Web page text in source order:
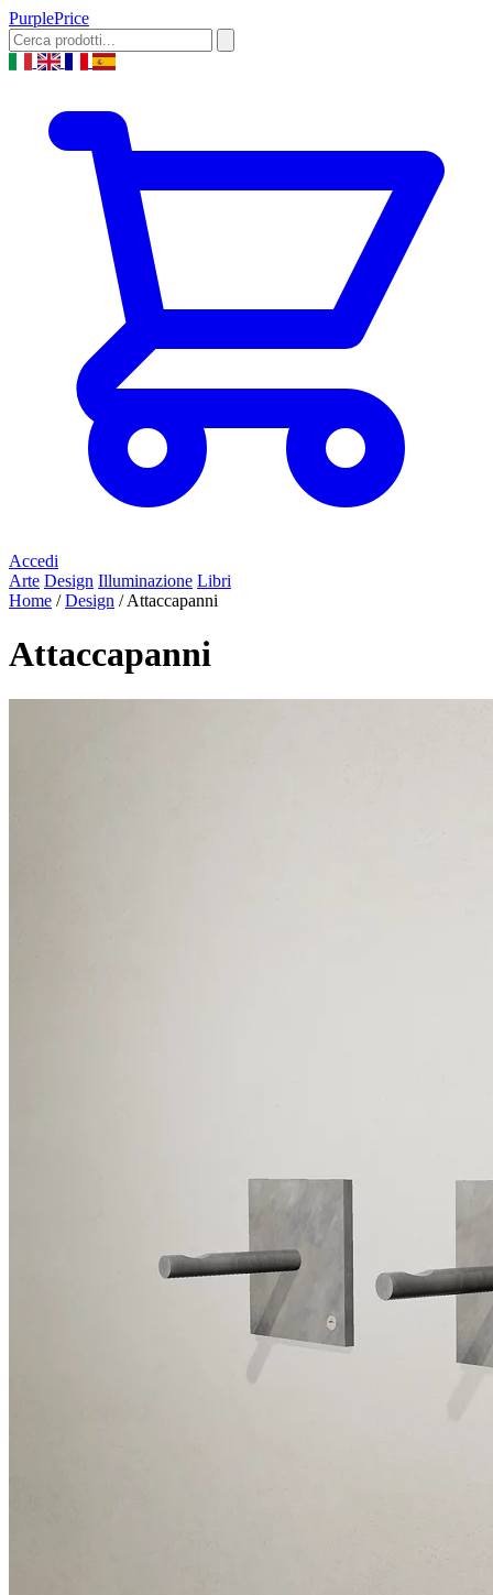
PurplePrice
Accedi
Arte Design Illuminazione Libri
Home / Design / Attaccapanni
Attaccapanni